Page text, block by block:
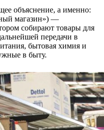
объяснение, а именно:
магазин») —
собирают товары для
передачи в
бытовая химия и
в быту.